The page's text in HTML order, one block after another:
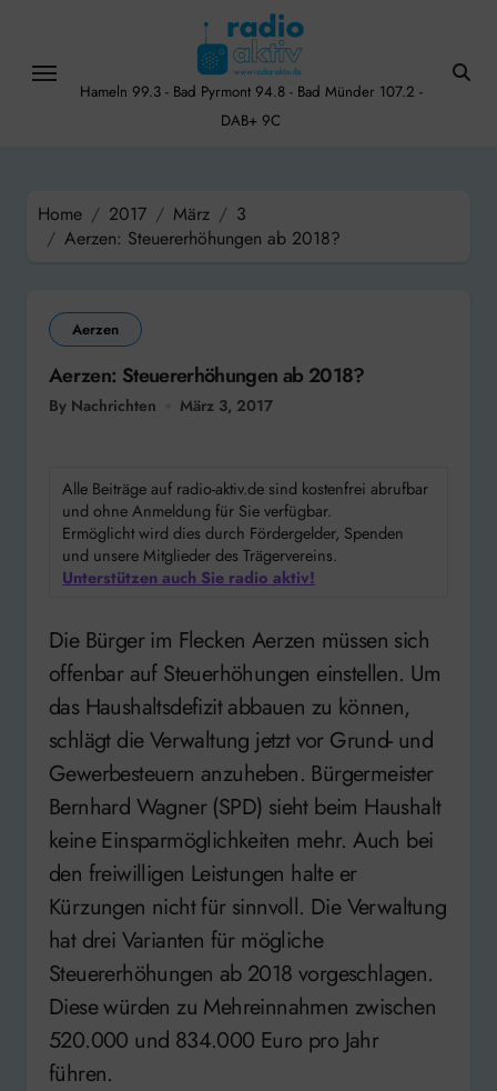
content
Hameln 99.3 - Bad Pyrmont 94.8 - Bad Münder 107.2 -
DAB+ 9C
Home 2017 März
3
Aerzen: Steuererhöhungen ab 2018?
Aerzen
Aerzen: Steuererhöhungen ab 2018?
By Nachrichten März 3, 2017
Alle Beiträge auf radio-aktiv.de sind kostenfrei abrufbar
und ohne Anmeldung für Sie verfügbar.
Ermöglicht wird dies durch Fördergelder, Spenden
und unsere Mitglieder des Trägervereins.
Unterstützen auch Sie radio aktiv!
Die Bürger im Flecken Aerzen müssen sich
offenbar auf Steuerhöhungen einstellen. Um
das Haushaltsdefizit abbauen zu können,
schlägt die Verwaltung jetzt vor Grund- und
Gewerbesteuern anzuheben. Bürgermeister
Bernhard Wagner (SPD) sieht beim Haushalt
keine Einsparmöglichkeiten mehr. Auch bei
den freiwilligen Leistungen halte er
Kürzungen nicht für sinnvoll. Die Verwaltung
hat drei Varianten für mögliche
Steuererhöhungen ab 2018 vorgeschlagen.
Diese würden zu Mehreinnahmen zwischen
520.000 und 834.000 Euro pro Jahr
führen.